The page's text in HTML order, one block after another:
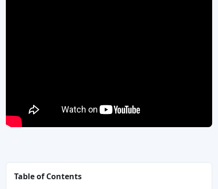
Table of Contents